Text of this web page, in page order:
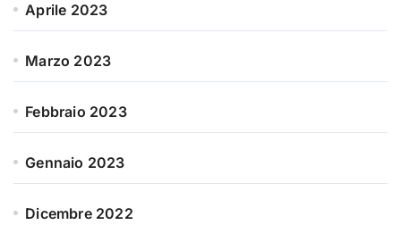
Aprile 2023
Marzo 2023
Febbraio 2023
Gennaio 2023
Dicembre 2022